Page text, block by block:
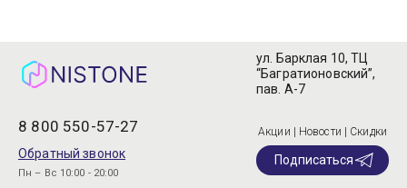
8 800 550-57-27
Обратный звонок
Пн – Вс 10:00 - 20:00
ул. Барклая 10, ТЦ
“Багратионовский”,
пав. А-7
Акции | Новости | Скидки
Подписаться